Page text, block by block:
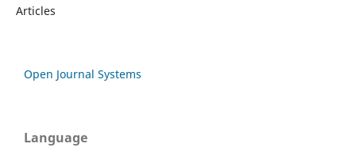
Articles
Open Journal Systems
Language